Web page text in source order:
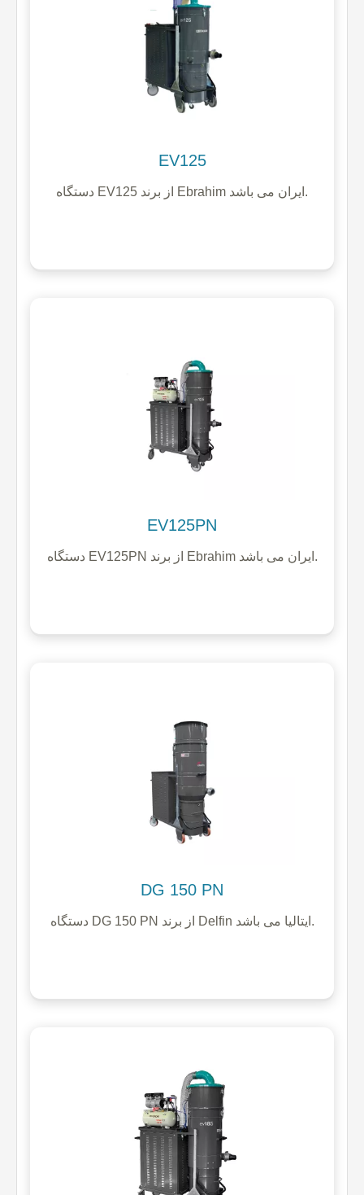
EV125
دستگاه EV125 از برند Ebrahim ایران می باشد.
EV125PN
دستگاه EV125PN از برند Ebrahim ایران می باشد.
DG 150 PN
دستگاه DG 150 PN از برند Delfin ایتالیا می باشد.